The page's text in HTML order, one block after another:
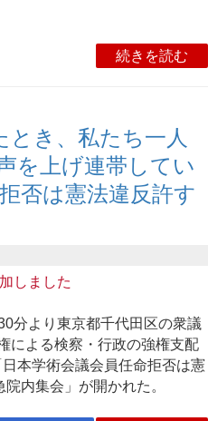
続きを読む
とき、私たち一人
を上げ連帯してい
否は憲法違反許す
しました
分より東京都千代田区の衆議
による検察・行政の強権支配
本学術会議会員任命拒否は憲
内集会」が開かれた。